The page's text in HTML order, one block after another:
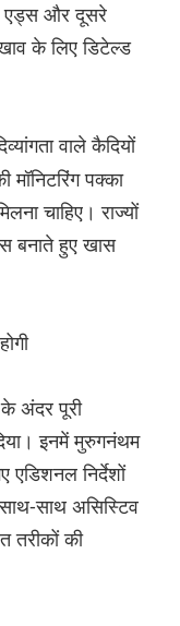
एड्स और दूसरे
के लिए डिटेल्ड
वाले कैदियों
पक्का
चाहिए। राज्यों
बनाते हुए खास
अंदर पूरी
इनमें मुरुगनंथम
एडिशनल निर्देशों
साथ असिस्टिव
तरीकों की